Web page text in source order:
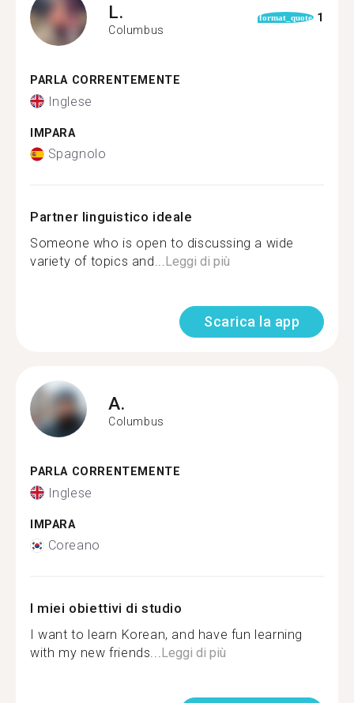
L.
Columbus
format_quote 1
PARLA CORRENTEMENTE
Inglese
IMPARA
Spagnolo
Partner linguistico ideale
Someone who is open to discussing a wide
variety of topics and...Leggi di più
Scarica la app
A.
Columbus
PARLA CORRENTEMENTE
Inglese
IMPARA
Coreano
I miei obiettivi di studio
I want to learn Korean, and have fun learning
with my new friends...Leggi di più